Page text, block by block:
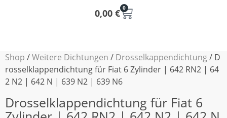
0,00 € 0
Shop /Weitere Dichtungen / Drosselkappendichtung/ D
rosselklappendichtung für Fiat 6 Zylinder | 642 RN2 | 64
2 N2 | 642 N | 639 N2 | 639 N6
Drosselklappendichtung für Fiat 6